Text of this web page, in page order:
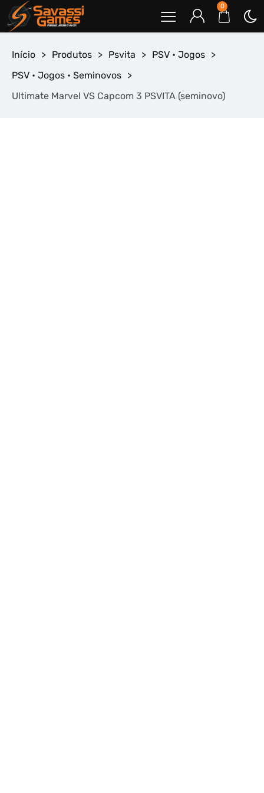
0
Início > Produtos > Psvita > PSV • Jogos >
PSV • Jogos • Seminovos >
Ultimate Marvel VS Capcom 3 PSVITA (seminovo)